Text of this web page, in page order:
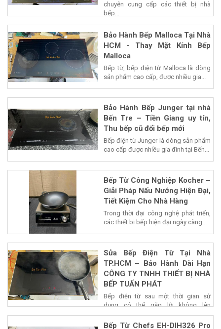
chuyên cung cấp các thiết bị nhà
bếp...
Bảo Hành Bếp Malloca Tại Nhà
HCM - Thay Mặt Kính Bếp
Malloca
Bếp từ, bếp điện từ Malloca là dòng
sản phẩm cao cấp, được nhiều gia...
Bảo Hành Bếp Junger tại nhà
Bến Tre – Tiền Giang uy tín,
Thu bếp cũ đổi bếp mới
Bếp điện từ Junger là dòng sản phẩm
cao cấp được nhiều gia đình tại Bến...
Bếp Từ Công Nghiệp Kocher –
Giải Pháp Nấu Nướng Hiện Đại,
Tiết Kiệm Cho Nhà Hàng
Trong thời đại công nghệ phát triển,
các thiết bị bếp hiện đại ngày càng...
Sửa Bếp Điện Từ Tại Nhà
TP.HCM – Bảo Hành Dài Hạn
CÔNG TY TNHH THIẾT BỊ NHÀ
BẾP TUẤN PHÁT
Bếp điện từ sau một thời gian sử
dụng có thể gặp lỗi không lên
nguồn,...
Bếp Từ Chefs EH-DIH326 Pro